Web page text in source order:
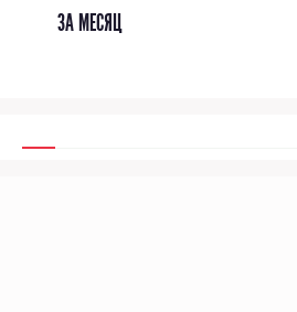
ЗА МЕСЯЦ